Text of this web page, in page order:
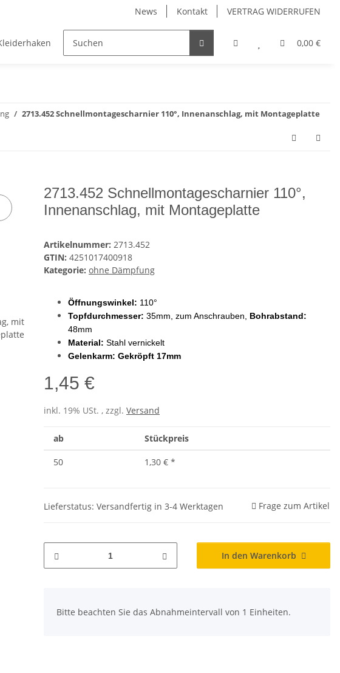
News Kontakt VERTRAG WIDERRUFEN
0,00 €
Möbelgriffe, Möbelknöpfe Küchenschubladen,
2713.452 Schnellmontagescharnier 110°, Innenanschlag, mit Montageplatte
2713.452 Schnellmontagescharnier 110°,
Innenanschlag, mit Montageplatte
Artikelnummer: 2713.452
GTIN: 4251017400918
Kategorie: ohne Dämpfung
Öffnungswinkel: 110°
Topfdurchmesser: 35mm, zum Anschrauben, Bohrabstand:
48mm
Material: Stahl vernickelt
Gelenkarm: Gekröpft 17mm
1,45 €
inkl. 19% USt. , zzgl. Versand
ab Stückpreis
50 1,30 € *
Lieferstatus: Versandfertig in 3-4 Werktagen Frage zum Artikel
In den Warenkorb
Bitte beachten Sie das Abnahmeintervall von 1 Einheiten.